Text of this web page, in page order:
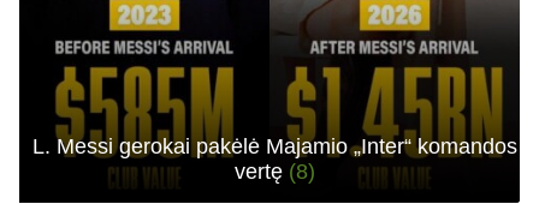
L. Messi gerokai pakėlė Majamio „Inter“ komandos
vertę (8)